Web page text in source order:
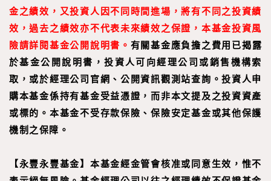
金之績效，又投資人因不同時間進場，將有不同之投資績
效，過去之績效亦不代表未來績效之保證，本基金投資風
險請詳閱基金公開說明書。 有關基金應負擔之費用已揭露
於基金公開說明書，投資人可向經理公司或銷售機構索
取，或於經理公司官網、公開資訊觀測站查詢。投資人申
購本基金係持有基金受益憑證，而非本文提及之投資資產
或標的。本基金不受存款保險、保險安定基金或其他保護
機制之保障。
【永豐永豐基金】本基金經金管會核准或同意生效，惟不